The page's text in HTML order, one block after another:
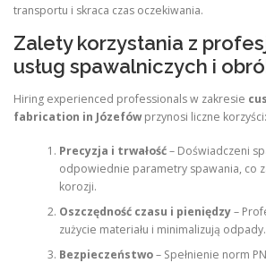
transportu i skraca czas oczekiwania.
Zalety korzystania z
usług spawalniczych i
Hiring experienced professionals w zakresie
fabrication in Józefówprzynosi liczne korzyści:
Precyzja i trwałość– Doświadczeni
odpowiednie parametry spawania, co
korozji.
Oszczędność czasu i pieniędzy–
zużycie materiału i minimalizują odpady.
Bezpieczeństwo– Spełnienie norm